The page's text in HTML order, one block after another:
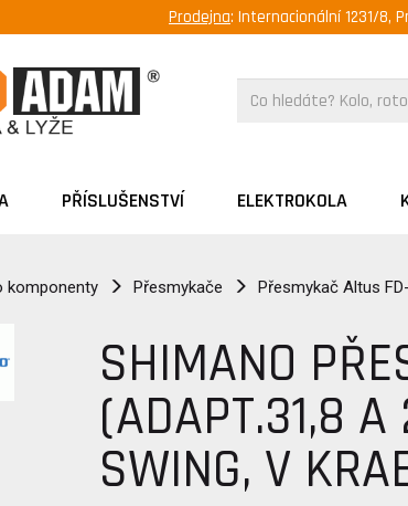
Prodejna: Internacionální 1231/8,
PŘÍSLUŠENSTVÍ ELEKTROKOLA
komponenty Přesmykače Přesmykač Altus
SHIMANO
(ADAPT.31,8
SWING, V